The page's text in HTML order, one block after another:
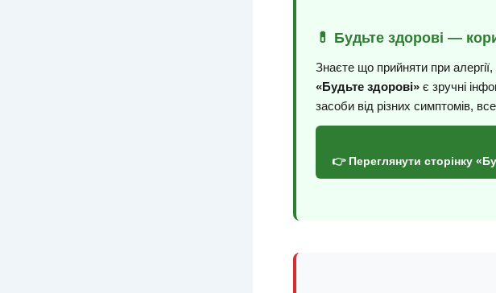
💊 Будьте здорові —
Знаєте що прийняти при
«Будьте здорові»є зручні
засоби від різних симптомів,
👉 Переглянути сторінку